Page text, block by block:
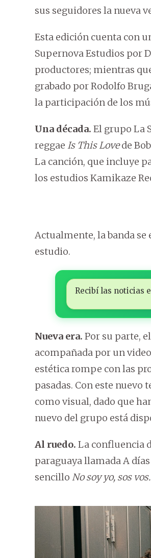
sus seguidores la nueva
Esta edición cuenta con
Supernova Estudios por
productores; mientras
grabado por Rodolfo
la participación de los
Una década. El grupo La
reggae Is This Lovede
La canción, que incluye
los estudios Kamikaze
Actualmente, la banda
estudio.
Recibí las noticias
Nueva era. Por su parte,
acompañada por un
estética rompe con las
pasadas. Con este
como visual, dado que
nuevo del grupo está
Al ruedo. La confluencia
paraguaya llamada A
sencillo No soy yo, sos vos.